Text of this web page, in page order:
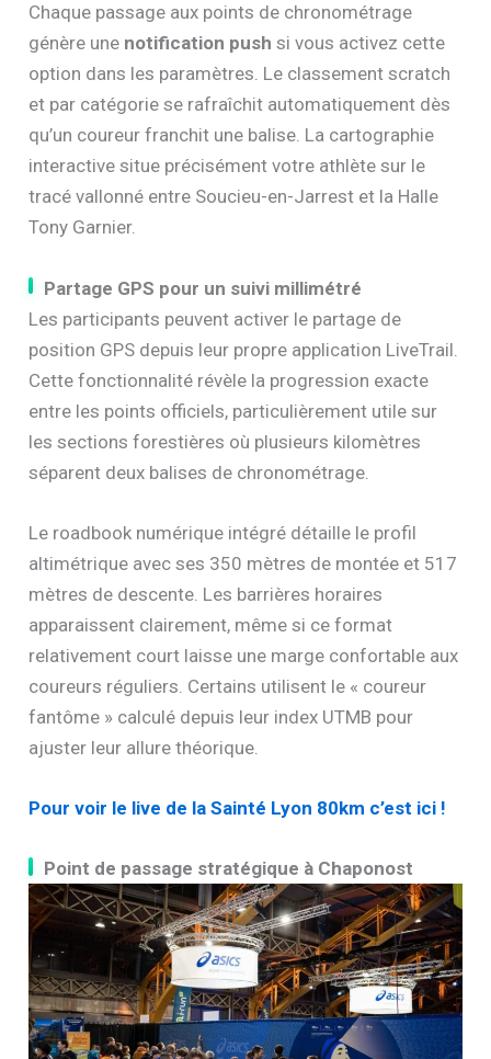
Chaque passage aux points de chronométrage
génère une notification push si vous activez cette
option dans les paramètres. Le classement scratch
et par catégorie se rafraîchit automatiquement dès
qu’un coureur franchit une balise. La cartographie
interactive situe précisément votre athlète sur le
tracé vallonné entre Soucieu-en-Jarrest et la Halle
Tony Garnier.
Partage GPS pour un suivi millimétré
Les participants peuvent activer le partage de
position GPS depuis leur propre application LiveTrail.
Cette fonctionnalité révèle la progression exacte
entre les points officiels, particulièrement utile sur
les sections forestières où plusieurs kilomètres
séparent deux balises de chronométrage.
Le roadbook numérique intégré détaille le profil
altimétrique avec ses 350 mètres de montée et 517
mètres de descente. Les barrières horaires
apparaissent clairement, même si ce format
relativement court laisse une marge confortable aux
coureurs réguliers. Certains utilisent le « coureur
fantôme » calculé depuis leur index UTMB pour
ajuster leur allure théorique.
Pour voir le live de la Sainté Lyon 80km c’est ici !
Point de passage stratégique à Chaponost